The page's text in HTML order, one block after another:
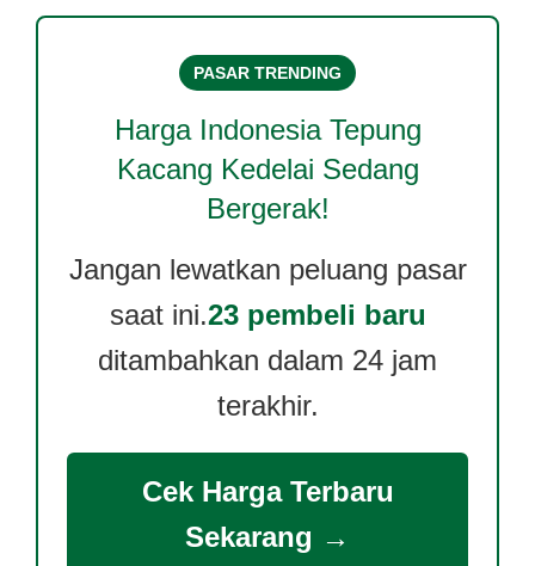
PASAR TRENDING
Harga Indonesia Tepung
Kacang Kedelai Sedang
Bergerak!
Jangan lewatkan peluang pasar
saat ini.23 pembeli baru
ditambahkan dalam 24 jam
terakhir.
Cek Harga Terbaru
Sekarang →